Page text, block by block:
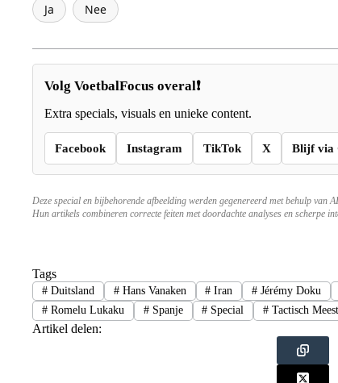
Ja Nee
Volg VoetbalFocus overal❗
Extra specials, visuals en unieke content.
Facebook Instagram TikTok X Blijf via
Deze special en bijbehorende afbeelding werden gegenereerd met behulp van
Hun artikels combineren correcte feiten met doordachte analyses en scherpe
Tags
#Duitsland #Hans Vanaken # Iran # Jérémy Doku
#Romelu Lukaku #Spanje # Special # Tactisch
Artikel delen: